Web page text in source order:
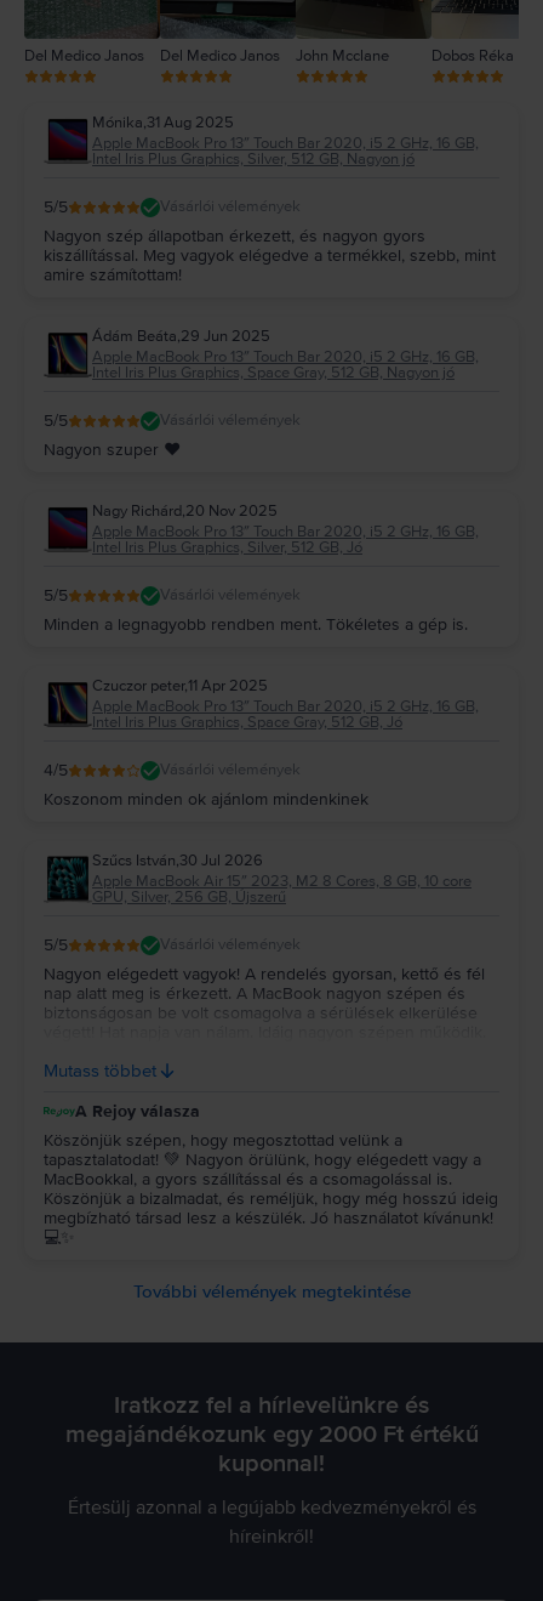
Del Medico Janos Del Medico Janos John Mcclane Dobos Réka
Mónika,31 Aug 2025
Apple MacBook Pro 13″ Touch Bar 2020, i5 2 GHz, 16 GB,
Intel Iris Plus Graphics, Silver, 512 GB, Nagyon jó
5/5 Vásárlói vélemények
Nagyon szép állapotban érkezett, és nagyon gyors
kiszállítással. Meg vagyok elégedve a termékkel, szebb, mint
amire számítottam!
Ádám Beáta,29 Jun 2025
Apple MacBook Pro 13″ Touch Bar 2020, i5 2 GHz, 16 GB,
Intel Iris Plus Graphics, Space Gray, 512 GB, Nagyon jó
5/5 Vásárlói vélemények
Nagyon szuper ❤️
Nagy Richárd,20 Nov 2025
Apple MacBook Pro 13″ Touch Bar 2020, i5 2 GHz, 16 GB,
Intel Iris Plus Graphics, Silver, 512 GB, Jó
5/5 Vásárlói vélemények
Minden a legnagyobb rendben ment. Tökéletes a gép is.
Czuczor peter,11 Apr 2025
Apple MacBook Pro 13″ Touch Bar 2020, i5 2 GHz, 16 GB,
Intel Iris Plus Graphics, Space Gray, 512 GB, Jó
4/5 Vásárlói vélemények
Koszonom minden ok ajánlom mindenkinek
Szűcs István,30 Jul 2026
Apple MacBook Air 15″ 2023, M2 8 Cores, 8 GB, 10 core
GPU, Silver, 256 GB, Újszerű
5/5 Vásárlói vélemények
Nagyon elégedett vagyok! A rendelés gyorsan, kettő és fél
nap alatt meg is érkezett. A MacBook nagyon szépen és
biztonságosan be volt csomagolva a sérülések elkerülése
Remélem még nagyon sokáig jól fog működni! Köszönöm!!!
Mutass többet
A Rejoy válasza
Köszönjük szépen, hogy megosztottad velünk a
tapasztalatodat! 💚 Nagyon örülünk, hogy elégedett vagy a
MacBookkal, a gyors szállítással és a csomagolással is.
Köszönjük a bizalmadat, és reméljük, hogy még hosszú ideig
megbízható társad lesz a készülék. Jó használatot kívánunk!
💻✨
További vélemények megtekintése
Iratkozz fel a hírlevelünkre és
megajándékozunk egy 2000 Ft értékű
kuponnal!
Értesülj azonnal a legújabb kedvezményekről és
híreinkről!